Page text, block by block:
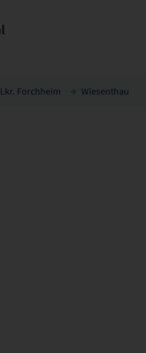
Lkr. Forchheim Wiesenthau